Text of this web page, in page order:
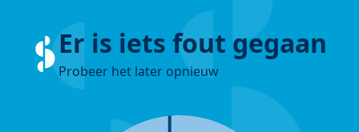
Er is iets fout gegaan
Probeer het later opnieuw